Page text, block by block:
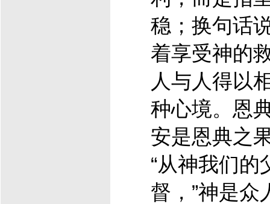
稳；换句话
着享受神的
人与人得以
种心境。恩
安是恩典之
“从神我们的
督 ，”神是